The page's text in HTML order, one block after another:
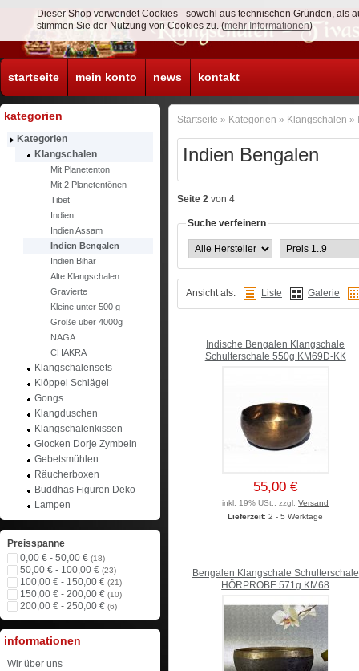
startseite mein konto news kontakt
Startseite » Kategorien » Klangschalen »
Indien Bengalen
Seite 2 von 4
Suche verfeinern
Ansicht als: Liste Galerie
Indische Bengalen Klangschale
Schulterschale 550g KM69D-KK
55,00 €
inkl. 19% USt., zzgl.Versand
Lieferzeit: 2 - 5 Werktage
Bengalen Klangschale Schulterschale
HÖRPROBE 571g KM68
kategorien
Kategorien
Klangschalen
Mit Planetenton
Mit 2 Planetentönen
Tibet
Indien
Indien Assam
Indien Bengalen
Indien Bihar
Alte Klangschalen
Gravierte
Kleine unter 500 g
Große über 4000g
NAGA
CHAKRA
Klangschalensets
Klöppel Schlägel
Gongs
Klangduschen
Klangschalenkissen
Glocken Dorje Zymbeln
Gebetsmühlen
Räucherboxen
Buddhas Figuren Deko
Lampen
Preisspanne
0,00 € - 50,00 € (18)
50,00 € - 100,00 € (23)
100,00 € - 150,00 € (21)
150,00 € - 200,00 € (10)
200,00 € - 250,00 € (6)
informationen
Wir über uns
Dieser Shop verwendet Cookies - sowohl aus technischen Gründen, als
stimmen Sie der Nutzung von Cookies zu. (mehr Informationen)